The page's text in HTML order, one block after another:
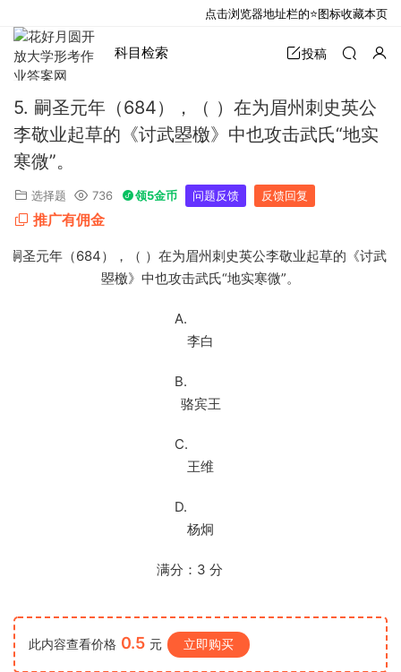
科目检索 投稿
5. 嗣圣元年（684），（ ）在为眉州刺史英公
李敬业起草的《讨武曌檄》中也攻击武氏“地实
寒微”。
选择题 736 领5金币 问题反馈 反馈回复
推广有佣金
嗣圣元年（684），（ ）在为眉州刺史英公李敬业起草的《讨武
曌檄》中也攻击武氏“地实寒微”。
A.
李白
B.
骆宾王
C.
王维
D.
杨炯
满分： 3 分
此内容查看价格 0.5 元 立即购买
点击浏览器地址栏的⭐图标收藏本页